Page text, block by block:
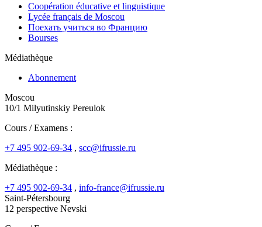
Coopération éducative et linguistique
Lycée français de Moscou
Поехать учиться во Францию
Bourses
Médiathèque
Abonnement
Moscou
10/1 Milyutinskiy Pereulok
Cours / Examens :
+7 495 902-69-34 , scc@ifrussie.ru
Médiathèque :
+7 495 902-69-34 , info-france@ifrussie.ru
Saint-Pétersbourg
12 perspective Nevski